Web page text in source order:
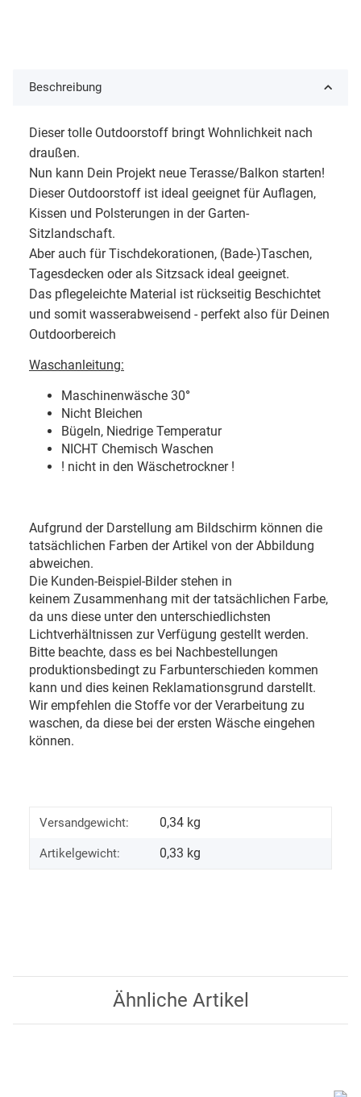
Beschreibung
Dieser tolle Outdoorstoff bringt Wohnlichkeit nach
draußen.
Nun kann Dein Projekt neue Terasse/Balkon starten!
Dieser Outdoorstoff ist ideal geeignet für Auflagen,
Kissen und Polsterungen in der Garten-
Sitzlandschaft.
Aber auch für Tischdekorationen, (Bade-)Taschen,
Tagesdecken oder als Sitzsack ideal geeignet.
Das pflegeleichte Material ist rückseitig Beschichtet
und somit wasserabweisend - perfekt also für Deinen
Outdoorbereich
Waschanleitung:
Maschinenwäsche 30°
Nicht Bleichen
Bügeln, Niedrige Temperatur
NICHT Chemisch Waschen
! nicht in den Wäschetrockner !
Aufgrund der Darstellung am Bildschirm können die
tatsächlichen Farben der Artikel von der Abbildung
abweichen.
Die Kunden-Beispiel-Bilder stehen in
keinem Zusammenhang mit der tatsächlichen Farbe,
da uns diese unter den unterschiedlichsten
Lichtverhältnissen zur Verfügung gestellt werden.
Bitte beachte, dass es bei Nachbestellungen
produktionsbedingt zu Farbunterschieden kommen
kann und dies keinen Reklamationsgrund darstellt.
Wir empfehlen die Stoffe vor der Verarbeitung zu
waschen, da diese bei der ersten Wäsche eingehen
können.
Versandgewicht: 0,34 kg
Artikelgewicht: 0,33 kg
Ähnliche Artikel